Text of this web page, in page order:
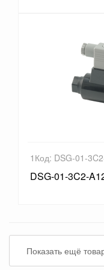
1Код: DSG-01-
DSG-01-3C2-
Показать ещё